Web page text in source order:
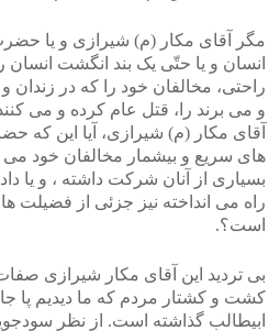
مگر آقای مکار (م) شیرازی و یا
انسان و یا حتّی یک بند انگشت انسان
راحتی، مخالفان خود را که در
و می برند را، قتل عام کرده و می
آقای مکار (م) شیرازی، آیا این که
های سریع و بیشمار مخالفان خود می
بسیاری از آنان شرکت داشته ، و یا
راه می انداخته نیز جزئی از فضیلت
است؟.
بی تردید این آقای مکار شیرازی
کشت و کشتار مردم که ما دیدیم پا
ابیطالب گذاشته است. از نظر